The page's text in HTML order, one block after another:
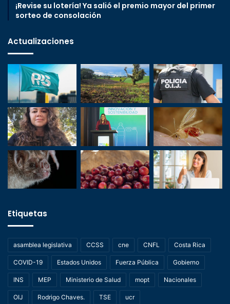
¡Revise su lotería! Ya salió el premio mayor del primer
sorteo de consolación
Actualizaciones
Etiquetas
asamblea legislativa CCSS cne CNFL Costa Rica
COVID-19 Estados Unidos Fuerza Pública Gobierno
INS MEP Ministerio de Salud mopt Nacionales
OIJ Rodrigo Chaves. TSE ucr